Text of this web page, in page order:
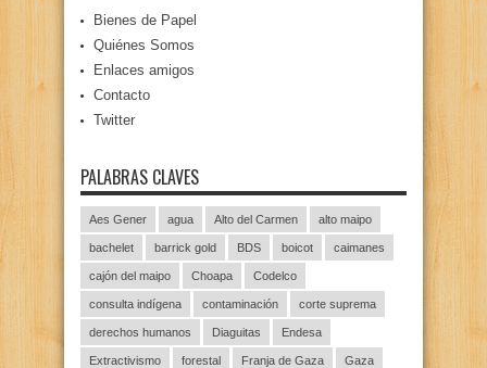
Bienes de Papel
Quiénes Somos
Enlaces amigos
Contacto
Twitter
PALABRAS CLAVES
Aes Gener agua Alto del Carmen alto maipo
bachelet barrick gold BDS boicot caimanes
cajón del maipo Choapa Codelco
consulta indígena contaminación corte suprema
derechos humanos Diaguitas Endesa
Extractivismo forestal Franja de Gaza Gaza